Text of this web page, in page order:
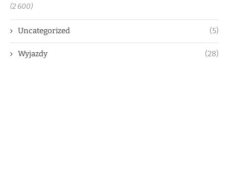
(2 600)
Uncategorized (5)
Wyjazdy (28)